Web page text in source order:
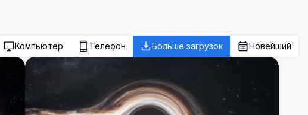
Компьютер Телефон Больше загрузок Новейший